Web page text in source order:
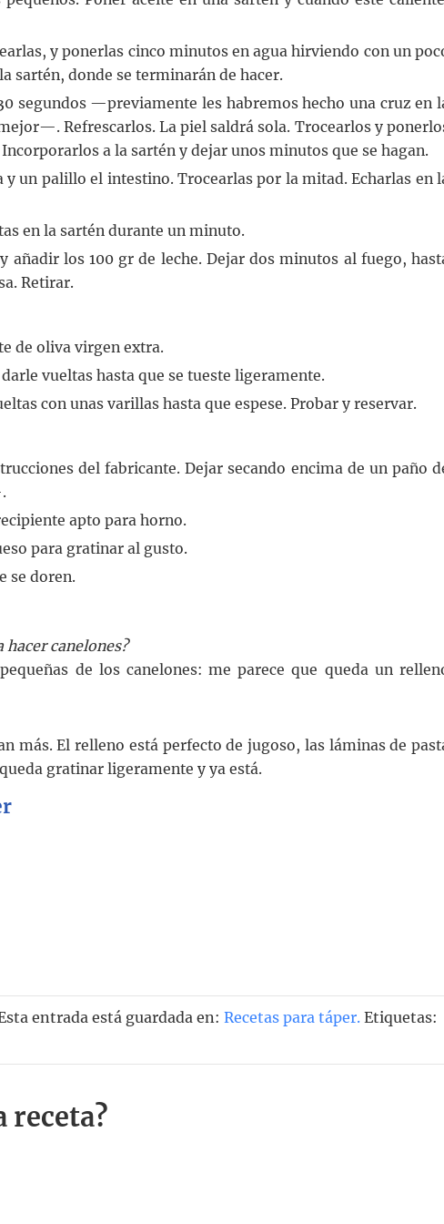
y ponerlas cinco minutos en agua hirviendo con un
sartén, donde se terminarán de hacer.
segundos —previamente les habremos hecho una cruz en
Refrescarlos. La piel saldrá sola. Trocearlos y
a la sartén y dejar unos minutos que se hagan.
y un palillo el intestino. Trocearlas por la mitad. Echarlas en
en la sartén durante un minuto.
añadir los 100 gr de leche. Dejar dos minutos al fuego,
Retirar.
de oliva virgen extra.
vueltas hasta que se tueste ligeramente.
con unas varillas hasta que espese. Probar y reservar.
del fabricante. Dejar secando encima de un paño
apto para horno.
para gratinar al gusto.
se doren.
hacer canelones?
de los canelones: me parece que queda un
más. El relleno está perfecto de jugoso, las láminas de
gratinar ligeramente y ya está.
entrada está guardada en: Recetas para táper. Etiquetas:
receta?